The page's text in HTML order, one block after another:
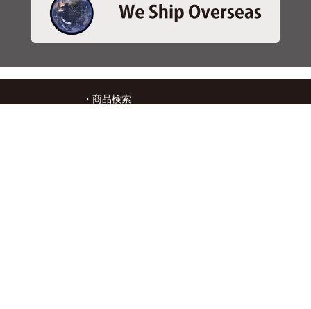
・商品検索